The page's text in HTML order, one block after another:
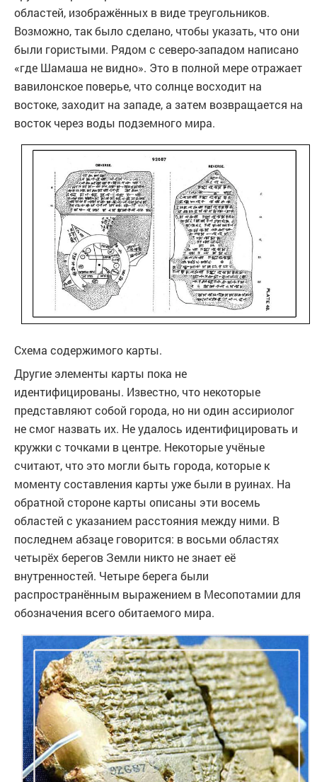
областей, изображённых в виде треугольников.
Возможно, так было сделано, чтобы указать, что они
были гористыми. Рядом с северо-западом написано
«где Шамаша не видно». Это в полной мере отражает
вавилонское поверье, что солнце восходит на
востоке, заходит на западе, а затем возвращается на
восток через воды подземного мира.
Схема содержимого карты.
Другие элементы карты пока не
идентифицированы. Известно, что некоторые
представляют собой города, но ни один ассириолог
не смог назвать их. Не удалось идентифицировать и
кружки с точками в центре. Некоторые учёные
считают, что это могли быть города, которые к
моменту составления карты уже были в руинах. На
обратной стороне карты описаны эти восемь
областей с указанием расстояния между ними. В
последнем абзаце говорится: в восьми областях
четырёх берегов Земли никто не знает её
внутренностей. Четыре берега были
распространённым выражением в Месопотамии для
обозначения всего обитаемого мира.